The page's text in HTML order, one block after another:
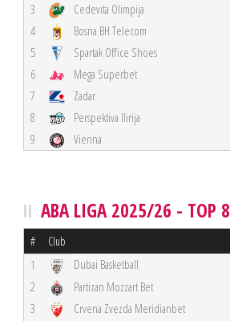
3
Cedevita Olimpija
4
Bosna BH Telecom
5
Spartak Office Shoes
6
Mega Superbet
7
Zadar
8
Perspektiva Ilirija
9
Vienna
ABA LIGA 2025/26 - TOP 8
# Club
1 Dubai Basketball
2
Partizan Mozzart Bet
3
Crvena Zvezda Meridianbet